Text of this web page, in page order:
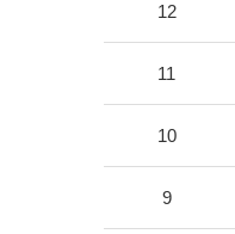
12
11
10
9